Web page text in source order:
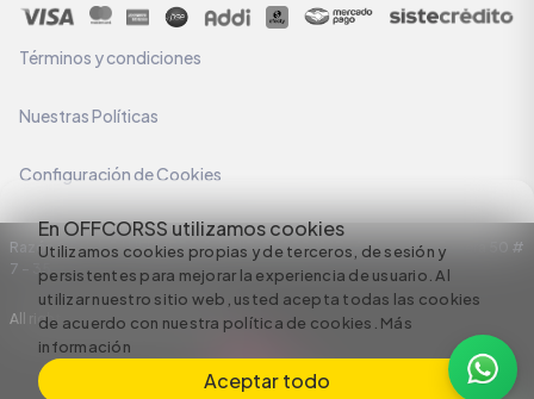
En OFFCORSS utilizamos cookies
Utilizamos cookies propias y de terceros, de sesión y
persistentes para mejorar la experiencia de usuario. Al
utilizar nuestro sitio web, usted acepta todas las cookies
de acuerdo con nuestra política de cookies. Más
información
Aceptar todo
Términos y condiciones
Nuestras Políticas
Configuración de Cookies
Razón Social: C.I HERMECO S.A. NIT: 890924167-6 Dirección: Carrera 50 #
7 – 35
All rights reserved empowered by